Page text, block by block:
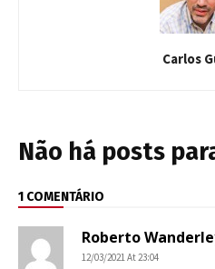
Carlos
Não há posts
1 COMENTÁRIO
Roberto
12/03/2021 At 23:04